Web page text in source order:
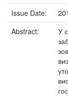
Issue Date:
Abstract:
У